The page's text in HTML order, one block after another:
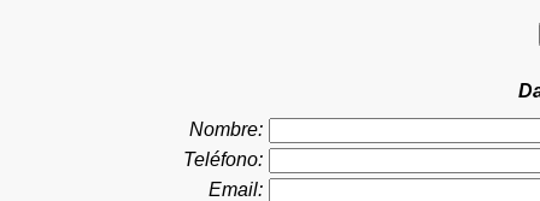
Nombre:
Teléfono:
Email: